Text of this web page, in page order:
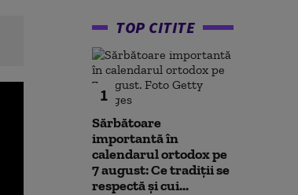
TOP CITITE
1
Sărbătoare
importantă în
calendarul ortodox pe
7 august: Ce tradiții se
respectă și cui...